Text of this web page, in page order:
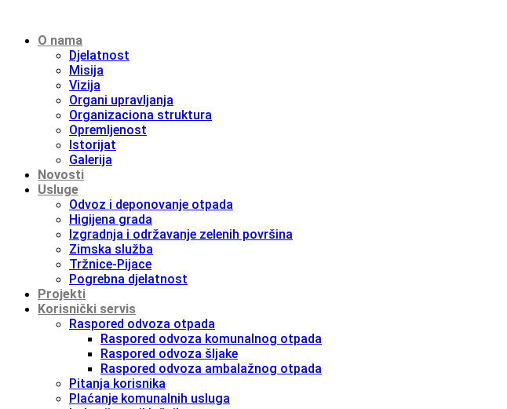
O nama
Djelatnost
Misija
Vizija
Organi upravljanja
Organizaciona struktura
Opremljenost
Istorijat
Galerija
Novosti
Usluge
Odvoz i deponovanje otpada
Higijena grada
Izgradnja i održavanje zelenih površina
Zimska služba
Tržnice-Pijace
Pogrebna djelatnost
Projekti
Korisnički servis
Raspored odvoza otpada
Raspored odvoza komunalnog otpada
Raspored odvoza šljake
Raspored odvoza ambalažnog otpada
Pitanja korisnika
Plaćanje komunalnih usluga